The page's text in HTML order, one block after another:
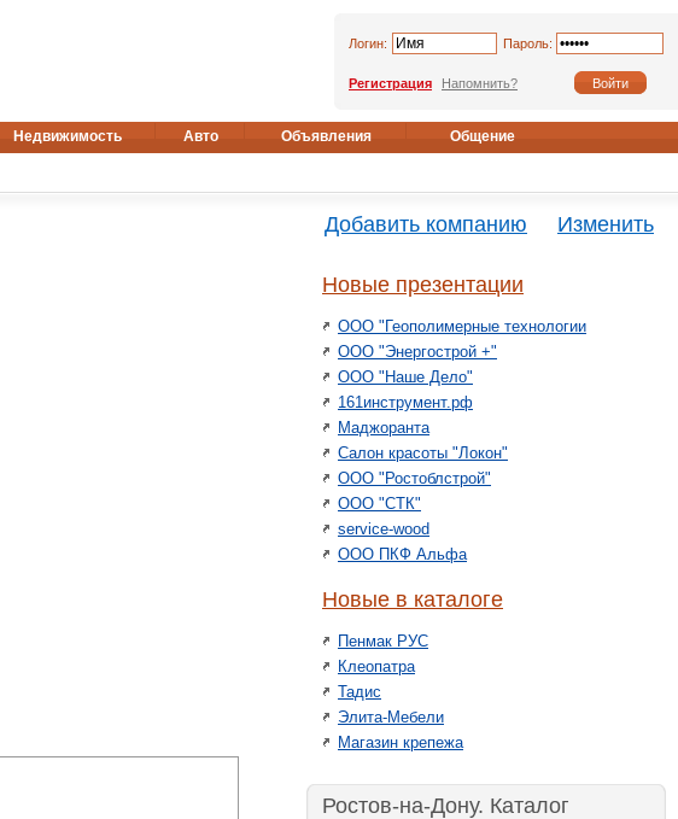
Логин: Пароль:
Регистрация Напомнить?
Недвижимость Авто Объявления Общение
Добавить компанию Изменить
Новые презентации
ООО "Геополимерные технологии
ООО "Энергострой +"
ООО "Наше Дело"
161инструмент.рф
Маджоранта
Салон красоты "Локон"
ООО "Ростоблстрой"
ООО "СТК"
service-wood
ООО ПКФ Альфа
Новые в каталоге
Пенмак РУС
Клеопатра
Тадис
Элита-Мебели
Магазин крепежа
Ростов-на-Дону. Каталог